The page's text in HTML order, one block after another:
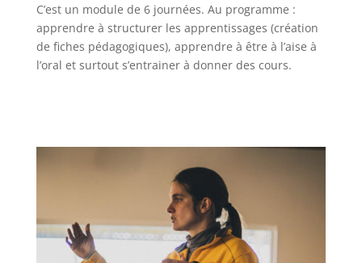
C’est un module de 6 journées. Au programme :
apprendre à structurer les apprentissages (création
de fiches pédagogiques), apprendre à être à l’aise à
l’oral et surtout s’entrainer à donner des cours.